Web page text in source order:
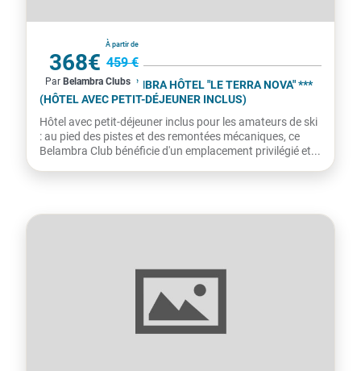
À partir de
368€ 459 €
par personne
Par Belambra Clubs
LA PLAGNE - BELAMBRA HÔTEL "LE TERRA NOVA" ***
(HÔTEL AVEC PETIT-DÉJEUNER INCLUS)
Hôtel avec petit-déjeuner inclus pour les amateurs de ski
: au pied des pistes et des remontées mécaniques, ce
Belambra Club bénéficie d'un emplacement privilégié et...